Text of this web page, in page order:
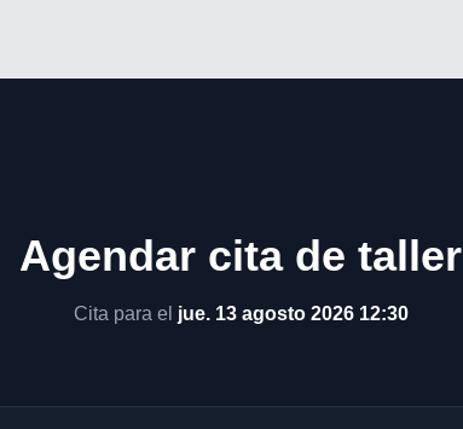
Agendar cita de taller
Cita para el jue. 13 agosto 2026 12:30